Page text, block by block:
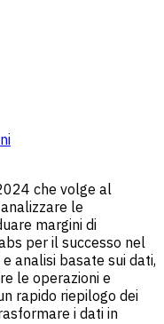
che volge al
le
margini di
per il successo nel
analisi basate sui dati,
le operazioni e
rapido riepilogo dei
i dati in